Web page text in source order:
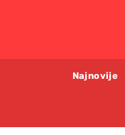
Najnovije